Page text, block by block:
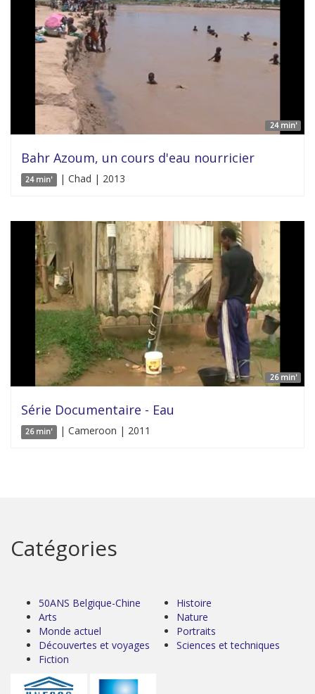
24 min'
Bahr Azoum, un cours d'eau nourricier
24 min' | Chad | 2013
26 min'
Série Documentaire - Eau
26 min' | Cameroon | 2011
Catégories
50ANS Belgique-Chine
Arts
Monde actuel
Découvertes et voyages
Fiction
Histoire
Nature
Portraits
Sciences et techniques